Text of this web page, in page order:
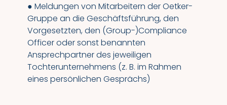
● Meldungen von Mitarbeitern der Oetker-
Gruppe an die Geschäftsführung, den
Vorgesetzten, den (Group-)Compliance
Officer oder sonst benannten
Ansprechpartner des jeweiligen
Tochterunternehmens (z. B. im Rahmen
eines persönlichen Gesprächs)